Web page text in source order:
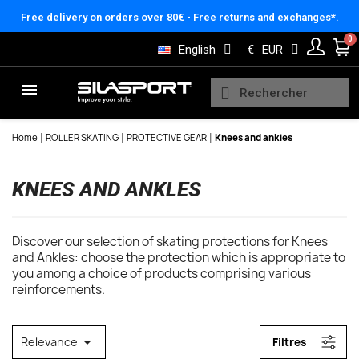
Free delivery on orders over 80€ - Free returns and exchanges*.
English € EUR
Home ROLLER SKATING PROTECTIVE GEAR Knees and ankles
FILTER X
KNEES AND ANKLES
Discover our selection of skating protections for Knees
and Ankles: choose the protection which is appropriate to
you among a choice of products comprising various
reinforcements.
Relevance  Filtres